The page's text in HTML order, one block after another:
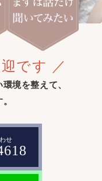
です ／
境を整えて、
せ